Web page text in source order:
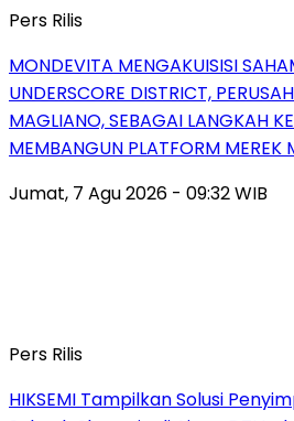
Pers Rilis
MONDEVITA MENGAKUISISI
UNDERSCORE DISTRICT,
MAGLIANO, SEBAGAI LANGKAH
MEMBANGUN PLATFORM MEREK
Jumat, 7 Agu 2026 - 09:32 WIB
Pers Rilis
HIKSEMI Tampilkan Solusi